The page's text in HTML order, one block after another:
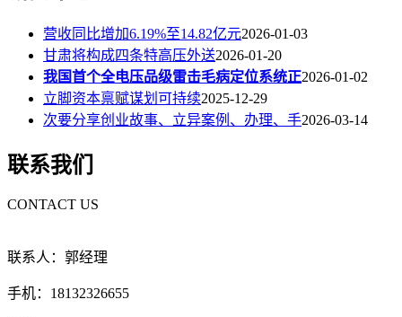
营收同比增加6.19%至14.82亿元2026-01-03
甘肃将构成四条特高压外送2026-01-20
我国首个全电压品级雷击毛病定位系统正2026-01-02
立脚资本禀赋谋划可持续2025-12-29
次要分享创业故事、立异案例、办理、手2026-03-14
联系我们
CONTACT US
联系人：郭经理
手机：18132326655